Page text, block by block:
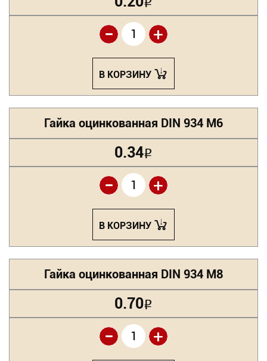
Р
+
-
В КОРЗИНУ
Гайка оцинкованная DIN 934 М6
0.34Р
+
-
В КОРЗИНУ
Гайка оцинкованная DIN 934 М8
0.70Р
+
-